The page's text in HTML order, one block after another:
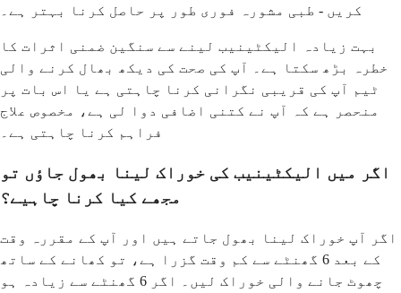
کریں - طبی مشورہ فوری طور پر حاصل کرنا بہتر ہے۔
بہت زیادہ الیکٹینیب لینے سے سنگین ضمنی اثرات کا
خطرہ بڑھ سکتا ہے۔ آپ کی صحت کی دیکھ بھال کرنے والی
ٹیم آپ کی قریبی نگرانی کرنا چاہتی ہے یا اس بات پر
منحصر ہے کہ آپ نے کتنی اضافی دوا لی ہے، مخصوص علاج
فراہم کرنا چاہتی ہے۔
اگر میں الیکٹینیب کی خوراک لینا بھول جاؤں تو
مجھے کیا کرنا چاہیے؟
اگر آپ خوراک لینا بھول جاتے ہیں اور آپ کے مقررہ وقت
کے بعد 6 گھنٹے سے کم وقت گزرا ہے، تو کھانے کے ساتھ
چھوٹ جانے والی خوراک لیں۔ اگر 6 گھنٹے سے زیادہ ہو